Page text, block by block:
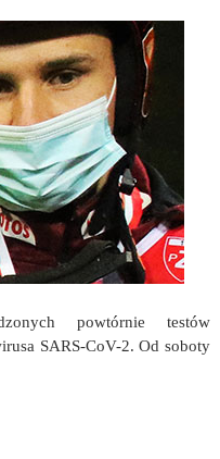
powtórnie testów
SARS-CoV-2. Od soboty